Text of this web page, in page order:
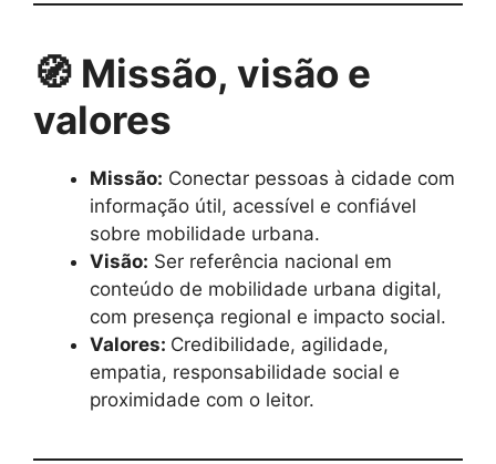
🧭 Missão, visão e
valores
Missão: Conectar pessoas à cidade com
informação útil, acessível e confiável
sobre mobilidade urbana.
Visão: Ser referência nacional em
conteúdo de mobilidade urbana digital,
com presença regional e impacto social.
Valores: Credibilidade, agilidade,
empatia, responsabilidade social e
proximidade com o leitor.